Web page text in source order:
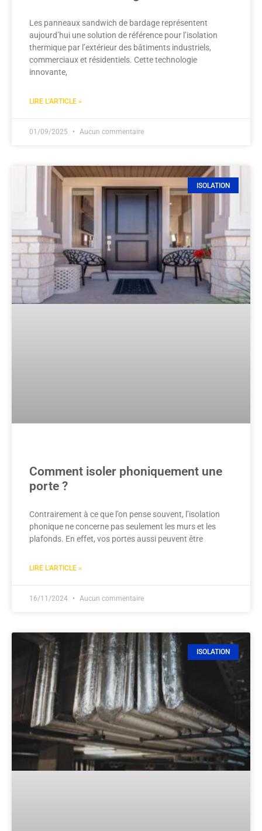
Les panneaux sandwich de bardage représentent
aujourd’hui une solution de référence pour l’isolation
thermique par l’extérieur des bâtiments industriels,
commerciaux et résidentiels. Cette technologie
innovante,
LIRE L'ARTICLE »
01/09/2025 Aucun commentaire
ISOLATION
Comment isoler phoniquement une
porte ?
Contrairement à ce que l’on pense souvent, l’isolation
phonique ne concerne pas seulement les murs et les
plafonds. En effet, vos portes aussi peuvent être
LIRE L'ARTICLE »
16/11/2024 Aucun commentaire
ISOLATION